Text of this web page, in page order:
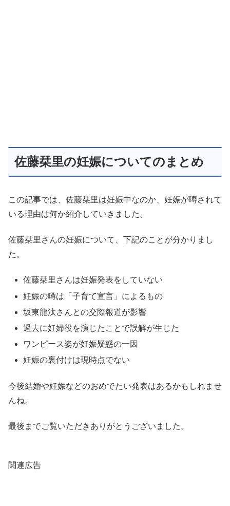
佐藤栞里の妊娠についてのまとめ
この記事では、佐藤栞里は妊娠中なのか、妊娠が噂されて
いる理由は何か紹介していきました。
佐藤栞里さんの妊娠について、下記のことが分かりまし
た。
佐藤栞里さんは妊娠発表をしていない
妊娠の噂は「子育て宣言」によるもの
坂東龍汰さんとの交際報道が影響
過去に妊婦役を演じたことで誤解が生じた
ワンピース姿が妊娠疑惑の一因
妊娠の裏付けは現時点でない
今後結婚や妊娠などのおめでたい発表はあるかもしれませ
んね。
最後までご覧いただきありがとうございました。
関連広告